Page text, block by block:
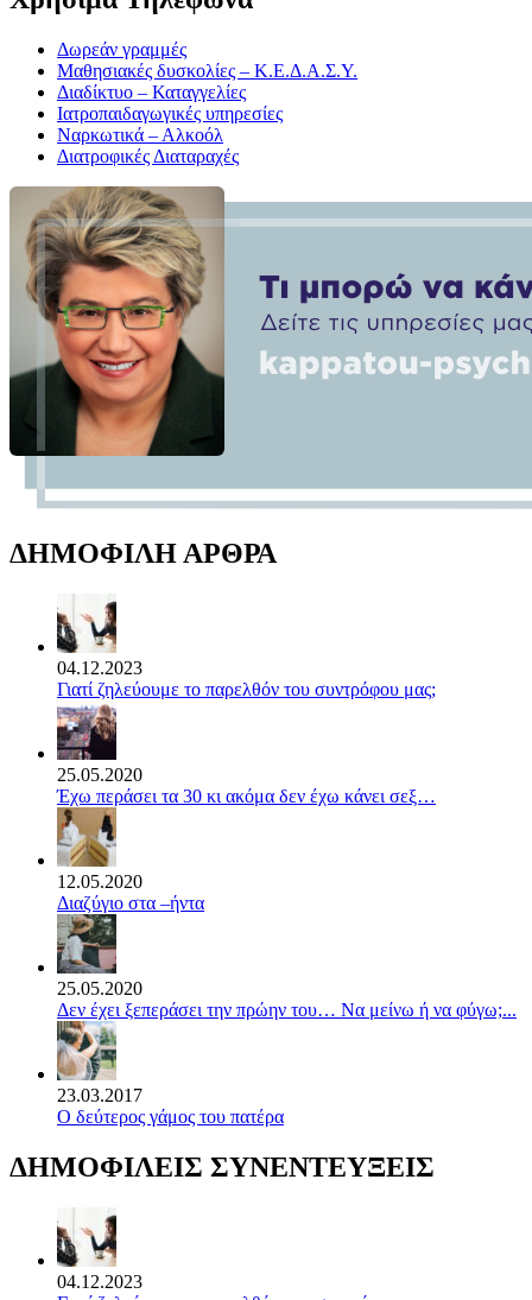
Δωρεάν γραμμές
Μαθησιακές δυσκολίες – Κ.Ε.Δ.Α.Σ.Υ.
Διαδίκτυο – Καταγγελίες
Ιατροπαιδαγωγικές υπηρεσίες
Ναρκωτικά – Αλκοόλ
Διατροφικές Διαταραχές
ΔΗΜΟΦΙΛΗ ΑΡΘΡΑ
04.12.2023
Γιατί ζηλεύουμε το παρελθόν του συντρόφου μας;
25.05.2020
Έχω περάσει τα 30 κι ακόμα δεν έχω κάνει σεξ…
12.05.2020
Διαζύγιο στα –ήντα
25.05.2020
Δεν έχει ξεπεράσει την πρώην του… Να μείνω ή να φύγω;...
23.03.2017
Ο δεύτερος γάμος του πατέρα
ΔΗΜΟΦΙΛΕΙΣ ΣΥΝΕΝΤΕΥΞΕΙΣ
04.12.2023